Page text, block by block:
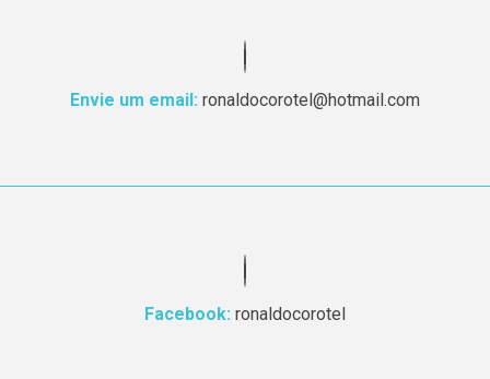
Envie um email: ronaldocorotel@hotmail.com
Facebook: ronaldocorotel